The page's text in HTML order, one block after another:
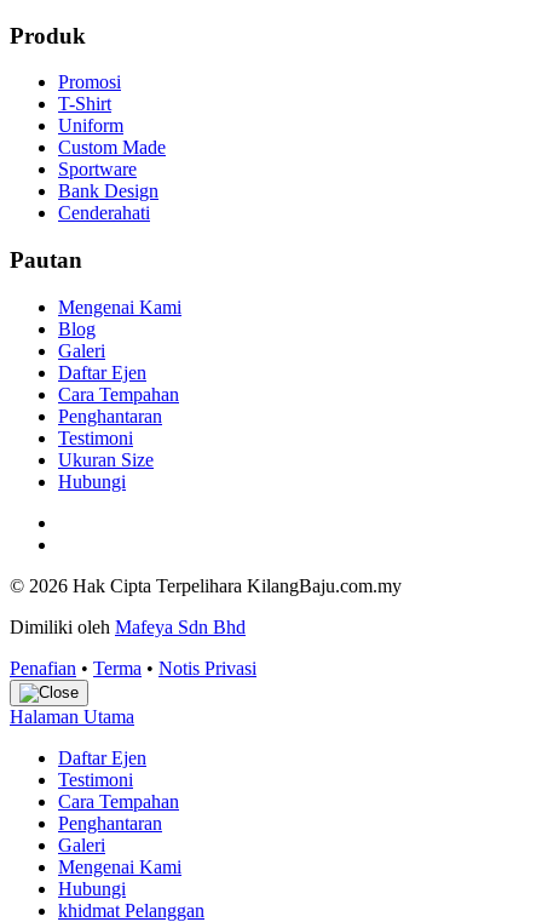
Produk
Promosi
T-Shirt
Uniform
Custom Made
Sportware
Bank Design
Cenderahati
Pautan
Mengenai Kami
Blog
Galeri
Daftar Ejen
Cara Tempahan
Penghantaran
Testimoni
Ukuran Size
Hubungi
© 2026 Hak Cipta Terpelihara KilangBaju.com.my
Dimiliki oleh Mafeya Sdn Bhd
Penafian • Terma • Notis Privasi
Halaman Utama
Daftar Ejen
Testimoni
Cara Tempahan
Penghantaran
Galeri
Mengenai Kami
Hubungi
khidmat Pelanggan